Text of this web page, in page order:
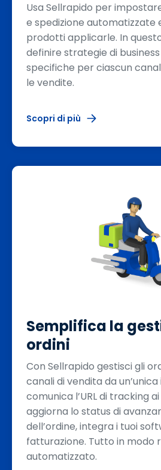
Usa Sellrapido per
e spedizione automatizzate
prodotti applicarle. In
definire strategie di
specifiche per ciascun
le vendite.
Scopri di più
Semplifica la
ordini
Con Sellrapido gestisci gli
canali di vendita da
comunica l’URL di tracking
aggiorna lo status di
dell’ordine, integra i tuoi
fatturazione. Tutto in modo
automatizzato.